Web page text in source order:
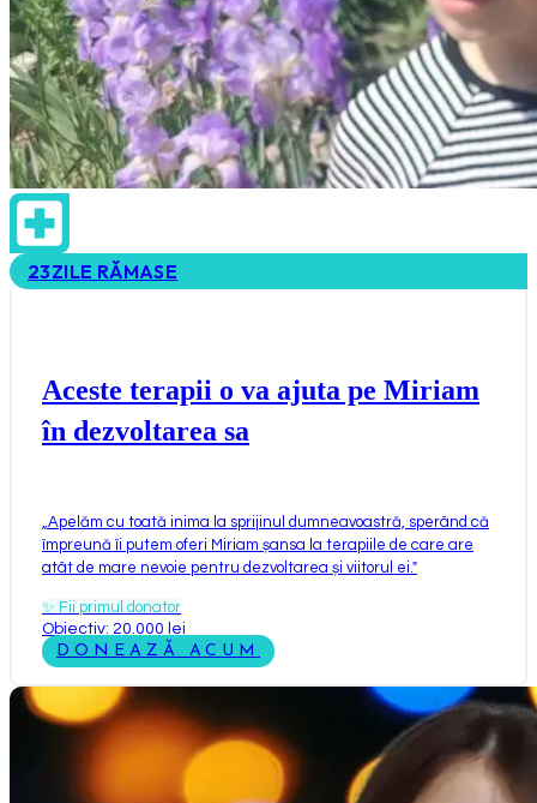
23ZILE RĂMASE
Aceste terapii o va ajuta pe Miriam
în dezvoltarea sa
Apelăm cu toată inima la sprijinul dumneavoastră, sperând că
împreună îi putem oferi Miriam șansa la terapiile de care are
atât de mare nevoie pentru dezvoltarea și viitorul ei. "
✨ Fii primul donator
Obiectiv: 20.000 lei
DONEAZĂ ACUM